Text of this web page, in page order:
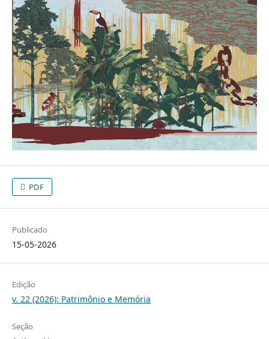
PDF
Publicado
15-05-2026
Edição
v. 22 (2026): Patrimônio e Memória
Seção